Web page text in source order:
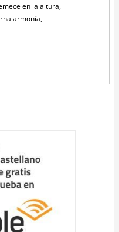
en la altura,
armonía,